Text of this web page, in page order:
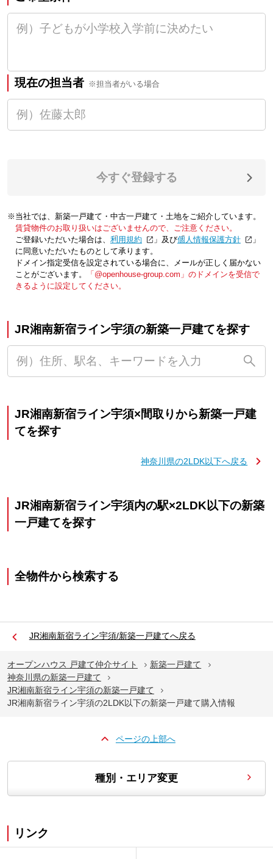
現在の担当者 ※担当者がいる場合
今すぐ登録する
※当社では、新築一戸建て・中古一戸建て・土地をご紹介しています。
賃貸物件のお取り扱いはございませんので、ご注意ください。
ご登録いただいた場合は、「利用規約 」及び「個人情報保護方針
」
に同意いただいたものとして承ります。
ドメイン指定受信を設定されている場合に、メールが正しく届かない
ことがございます。
「@openhouse-group.com」のドメインを受信で
きるように設定してください。
JR湘南新宿ライン宇須の新築一戸建てを探す
JR湘南新宿ライン宇須×間取りから新築一戸建
てを探す
神奈川県の2LDK以下へ戻る
JR湘南新宿ライン宇須内の駅×2LDK以下の新築
一戸建てを探す
全物件から検索する
JR湘南新宿ライン宇須/新築一戸建てへ戻る
オープンハウス 戸建て仲介サイト
新築一戸建て
神奈川県の新築一戸建て
JR湘南新宿ライン宇須の新築一戸建て
JR湘南新宿ライン宇須の2LDK以下の新築一戸建て購入情報
ページの上部へ
種別・エリア変更
リンク